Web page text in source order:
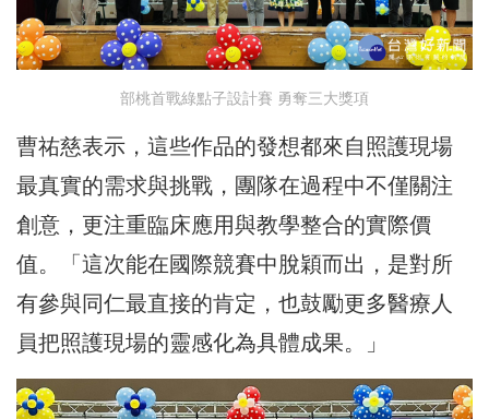
部桃首戰綠點子設計賽 勇奪三大獎項
曹祐慈表示，這些作品的發想都來自照護現場
最真實的需求與挑戰，團隊在過程中不僅關注
創意，更注重臨床應用與教學整合的實際價
值。「這次能在國際競賽中脫穎而出，是對所
有參與同仁最直接的肯定，也鼓勵更多醫療人
員把照護現場的靈感化為具體成果。」